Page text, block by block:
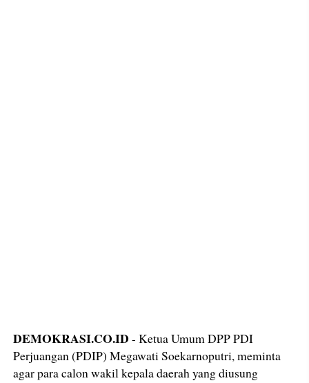
DEMOKRASI.CO.ID - Ketua Umum DPP PDI
Perjuangan (PDIP) Megawati Soekarnoputri, meminta
agar para calon wakil kepala daerah yang diusung